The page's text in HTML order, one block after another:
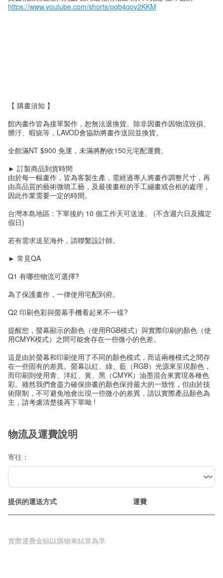
https://www.youtube.com/shorts/pqb4qoy2KKM
【 購畫須知 】
館內畫作皆為接單製作，恕無法退換貨。除非因畫作因物流毀損、
髒汙、暇疵等，LAVOD會協助將畫作送回並換貨。
全館滿NT $900 免運，未滿將酌收150元宅配運費。
► 訂製商品到貨時間
由於每一幅畫作，皆為客製生產，需經過專人將畫作調整尺寸，再
由高品質的藝術微噴工藝，及最後畫框的手工繃畫或合框的處理，
因此作業需要一定的時間。
台灣本島地區 : 下單後約 10 個工作天可送達。 (不含週六日及國定
假日)
若有需求送至海外，請聯繫設計師。
► 常見QA
Q1 有哪些物流可選擇?
為了保護畫作，一律使用宅配到府。
Q2 印刷色彩與螢幕手機看起來不一樣?
提醒您，螢幕顯示的顏色（使用RGB模式）與實際印刷的顏色（使
用CMYK模式）之間可能會存在一些微小的色差。
這是由於螢幕和印刷使用了不同的顏色模式，而這兩種模式之間存
在一些固有的差異。螢幕以紅、綠、藍（RGB）光源來呈現顏色，
而印刷則使用青、洋紅、黃、黑（CMYK）油墨混合來實現各種色
彩。雖然我們會盡力確保掛畫的顏色保持最大的一致性，但由於技
術限制，不可避免地會出現一些微小的差異，請以實際產品顏色為
主，請考慮清楚後再下單呦 !
物流及運費說明
寄往：
提供的運送方式 運費
實際運費金額以購物車結算為準